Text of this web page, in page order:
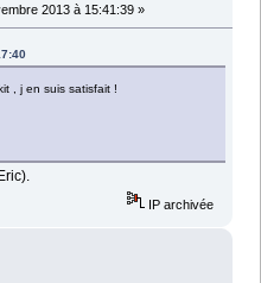
2013 à 15:41:39 »
, j en suis satisfait !
IP archivée